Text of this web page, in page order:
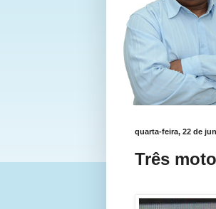
quarta-feira, 22 de
Três